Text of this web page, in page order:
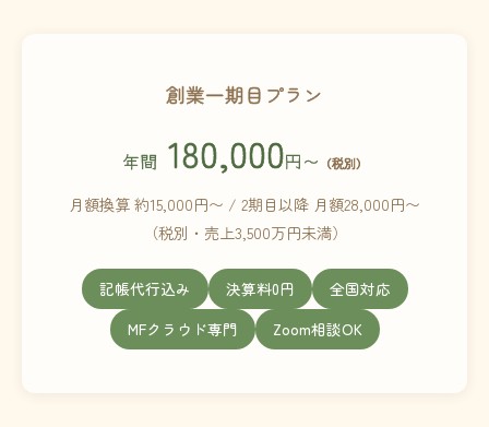
創業一期目プラン
年間 180,000円〜 （税別）
月額換算 約15,000円〜 / 2期目以降 月額28,000円〜
（税別・売上3,500万円未満）
記帳代行込み 決算料0円
全国対応
MFクラウド専門
Zoom相談OK